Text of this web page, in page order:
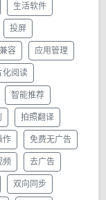
生活软件
投屏
容 应用管理
化阅读
智能推荐
拍照翻译
作 免费无广告
频 去广告
双向同步